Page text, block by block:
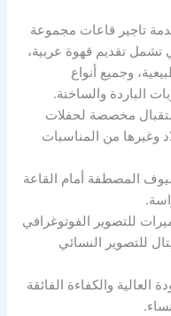
تاجير قاعات مجموعة
تشمل تقديم قهوة عربية،
وجميع أنواع
الباردة والساخنة.
مخصصة لحفلات
وغيرها من المناسبات
المصطفة أمام القاعة
للتصوير الفوتوغرافي
للتصوير النسائي
والكفاءة الفائقة